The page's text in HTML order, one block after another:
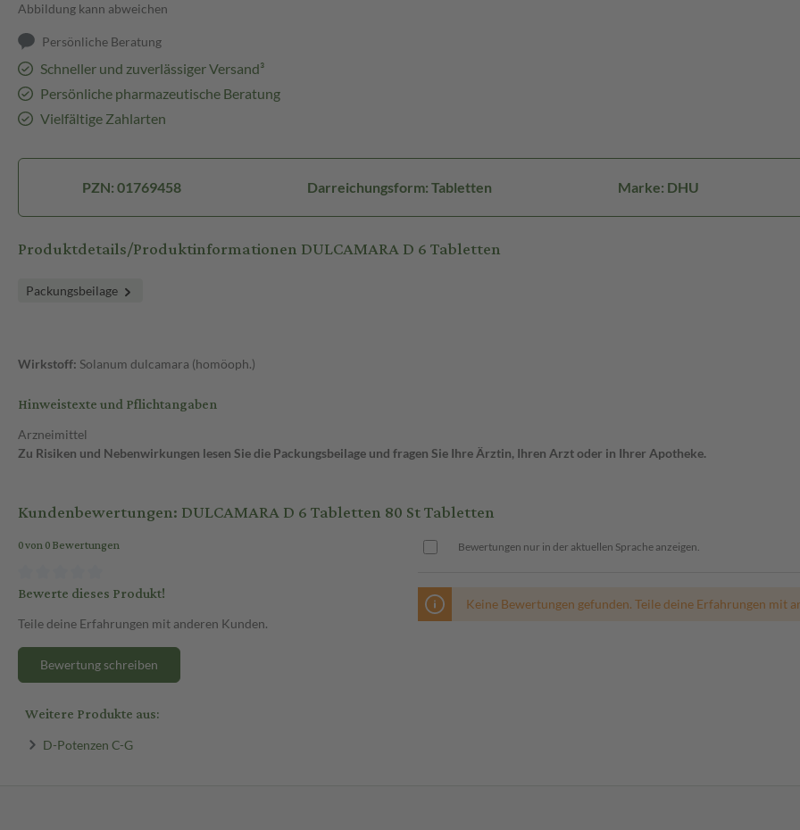
Abbildung kann abweichen
Persönliche Beratung
Schneller und zuverlässiger Versand³
Persönliche pharmazeutische Beratung
Vielfältige Zahlarten
PZN: 01769458 Darreichungsform: Tabletten Marke: DHU
Produktdetails/Produktinformationen DULCAMARA D 6 Tabletten
Packungsbeilage
Wirkstoff: Solanum dulcamara (homöoph.)
Hinweistexte und Pflichtangaben
Arzneimittel
Zu Risiken und Nebenwirkungen lesen Sie die Packungsbeilage und fragen Sie Ihre Ärztin, Ihren Arzt oder in Ihrer Apotheke.
Kundenbewertungen: DULCAMARA D 6 Tabletten 80 St Tabletten
0 von 0 Bewertungen
Bewerte dieses Produkt!
Teile deine Erfahrungen mit anderen Kunden.
Bewertung schreiben
Bewertungen nur in der aktuellen Sprache anzeigen.
Keine Bewertungen gefunden. Teile deine Erfahrungen mit
Weitere Produkte aus:
D-Potenzen C-G